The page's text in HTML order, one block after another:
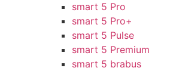
smart 5 Pro
smart 5 Pro+
smart 5 Pulse
smart 5 Premium
smart 5 brabus